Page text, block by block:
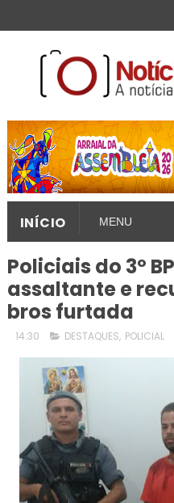
INÍCIO
Policiais do 3º
assaltante e
bros furtada
14:30 DESTAQUES, POLICIAL